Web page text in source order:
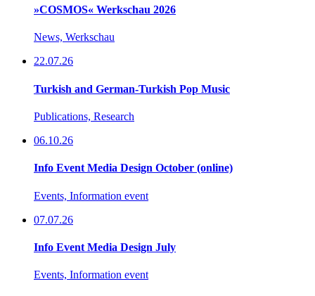
»COSMOS« Werkschau 2026
News, Werkschau
22.07.26
Turkish and German-Turkish Pop Music
Publications, Research
06.10.26
Info Event Media Design October (online)
Events, Information event
07.07.26
Info Event Media Design July
Events, Information event